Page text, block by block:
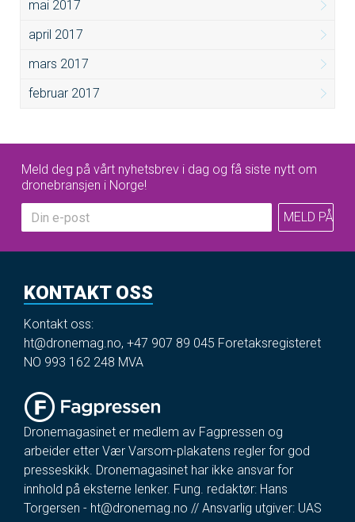
mai 2017
april 2017
mars 2017
februar 2017
Meld deg på vårt nyhetsbrev i dag og få siste nytt om
dronebransjen i Norge!
KONTAKT OSS
Kontakt oss:
ht@dronemag.no, +47 907 89 045 Foretaksregisteret
NO 993 162 248 MVA
Dronemagasinet er medlem av Fagpressen og
arbeider etter Vær Varsom-plakatens regler for god
presseskikk. Dronemagasinet har ikke ansvar for
innhold på eksterne lenker. Fung. redaktør: Hans
Torgersen - ht@dronemag.no // Ansvarlig utgiver: UAS